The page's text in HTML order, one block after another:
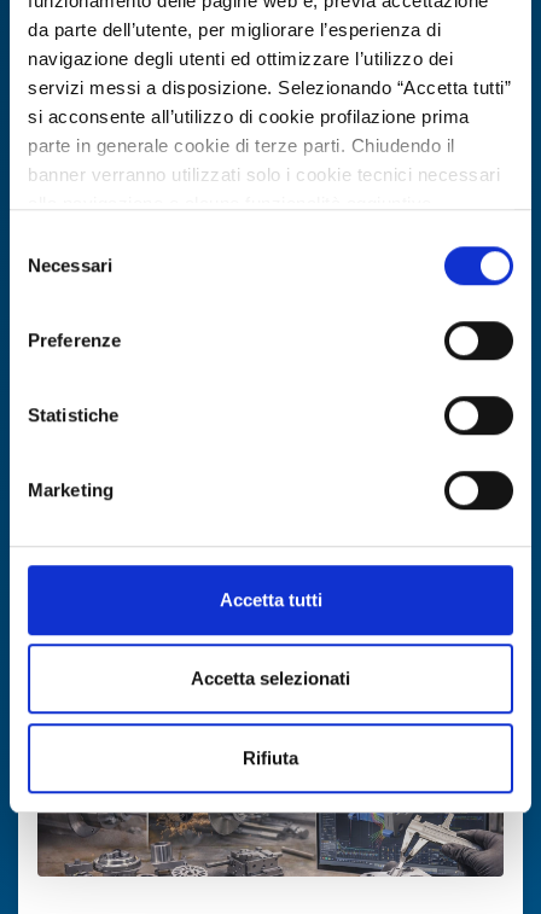
da parte dell’utente, per migliorare l’esperienza di
navigazione degli utenti ed ottimizzare l’utilizzo dei
servizi messi a disposizione. Selezionando “Accetta tutti”
si acconsente all’utilizzo di cookie profilazione prima
parte in generale cookie di terze parti. Chiudendo il
banner verranno utilizzati solo i cookie tecnici necessari
Per conoscere i dettagli, consulta la nostra cookie policy.
https://www.openinnovation.regione.lombardia.it/it/co
https://www.openinnovation.regione.lombardia.it/it/pr
delNecessari
Preferenze
Statistiche
Marketing
Accetta tutti
Accetta selezionati
Rifiuta
Expires on26 febbraio 2027
Business offer
prodotto e fabbricazione su misura
Expires on26 febbraio 2027